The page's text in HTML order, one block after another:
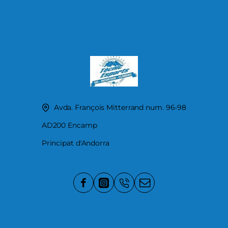
Avda. François Mitterrand num. 96-98
AD200 Encamp
Principat d'Andorra